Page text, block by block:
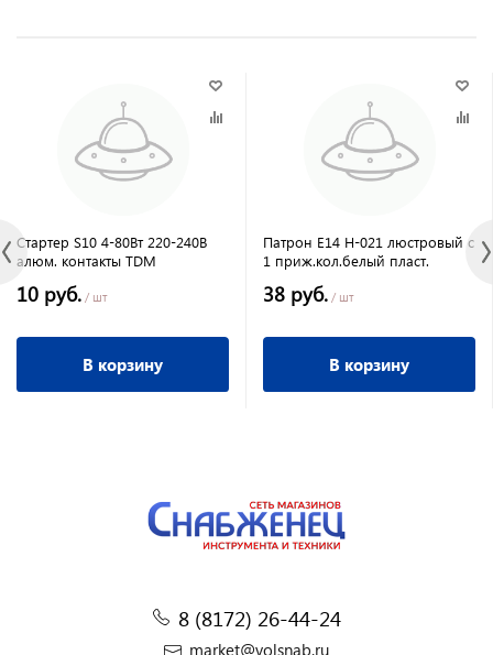
Стартер S10 4-80Вт 220-240В
алюм. контакты TDM
10 руб. / шт
В корзину
Патрон Е14 Н-021 люстровый с
1 приж.кол.белый пласт.
38 руб. / шт
В корзину
8 (8172) 26-44-24
market@volsnab.ru